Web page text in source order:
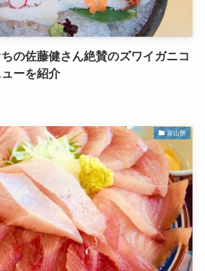
の佐藤健さん絶賛のズワイガニコ
ーを紹介
富山県